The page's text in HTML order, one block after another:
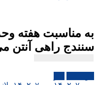
به مناسبت هفته
سنندج راهی آنتن